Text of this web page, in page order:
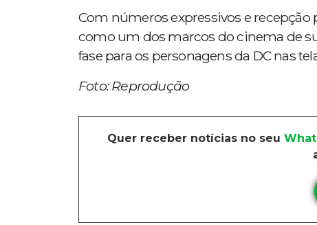
Com números expressivos e recepção
como um dos marcos do cinema de
fase para os personagens da DC nas
Foto: Reprodução
Quer receber notícias no seu